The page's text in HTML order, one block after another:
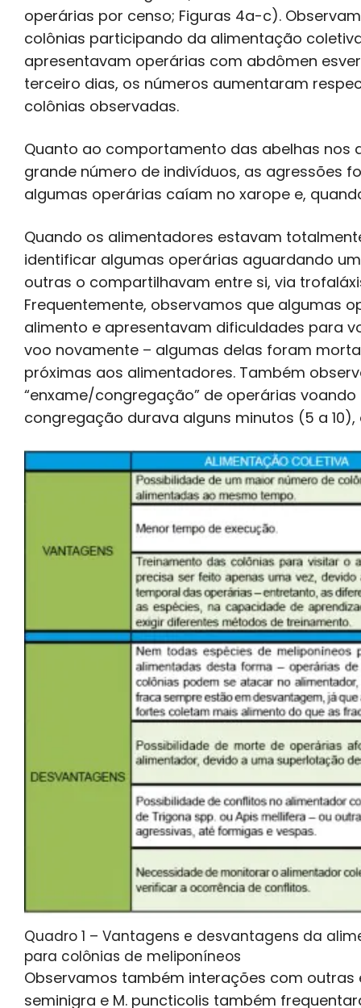
operárias por censo; Figuras 4a-c).
colônias participando da alimentação
apresentavam operárias com abdômen
terceiro dias, os números aumentaram
colônias observadas.
Quanto ao comportamento das abelhas
grande número de indivíduos, as agressões
algumas operárias caíam no xarope e,
Quando os alimentadores estavam
identificar algumas operárias aguardando
outras o compartilhavam entre si, via
Frequentemente, observamos que algumas
alimento e apresentavam dificuldades para
voo novamente – algumas delas foram
próximas aos alimentadores. Também
“enxame/congregação” de operárias
congregação durava alguns minutos (5 a
Quadro 1 – Vantagens e desvantagens da
para colônias de meliponíneos
Observamos também interações com outras
seminigra e M. puncticolis também